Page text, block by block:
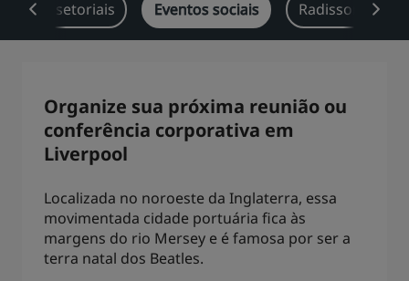
Park Plaza Park Inn by Radisson
Prize by Radisson Country Inn & Suites
Marcas afiliadas na China
Jin Jiang
Acesse nosso blog
setoriais Eventos sociais Radisson
Organize sua próxima reunião ou
conferência corporativa em
Liverpool
Localizada no noroeste da Inglaterra, essa
movimentada cidade portuária fica às
margens do rio Mersey e é famosa por ser a
terra natal dos Beatles.